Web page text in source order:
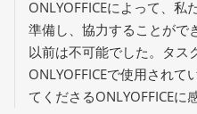
ONLYOFFICEによって、
準備し、協力することがで
以前は不可能でした。タス
ONLYOFFICEで使用され
てくださるONLYOFFICEに